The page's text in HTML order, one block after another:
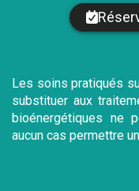
Les soins pratiqués
substituer aux
bioénergétiques ne
aucun cas permettre